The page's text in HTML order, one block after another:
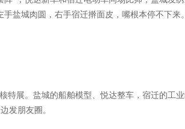
手盐城肉圆，右手宿迁擀面皮，嘴根本停不下来
特展。盐城的船舶模型、悦达整车，宿迁的工
发朋友圈。